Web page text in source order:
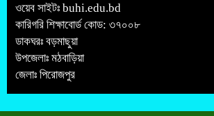
ওয়েব সাইটঃ buhi.edu.bd
কারিগরি শিক্ষাবোর্ড কোড: ৩৭০০৮
ডাকঘরঃ বড়মাছুয়া
উপজেলাঃ মঠবাড়িয়া
জেলাঃ পিরোজপুর